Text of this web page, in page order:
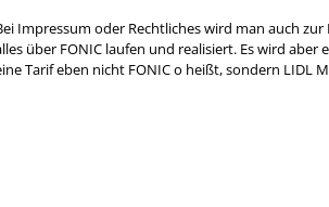
Impressum oder Rechtliches wird man auch
über FONIC laufen und realisiert. Es wird
Tarif eben nicht FONIC o heißt, sondern LIDL